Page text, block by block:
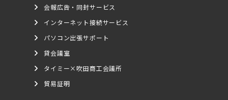
会報広告・同封サービス
インターネット接続サービス
パソコン出張サポート
貸会議室
タイミー×吹田商工会議所
貿易証明